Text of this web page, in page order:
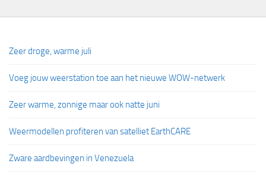
Zeer droge, warme juli
Voeg jouw weerstation toe aan het nieuwe WOW-netwerk
Zeer warme, zonnige maar ook natte juni
Weermodellen profiteren van satelliet EarthCARE
Zware aardbevingen in Venezuela